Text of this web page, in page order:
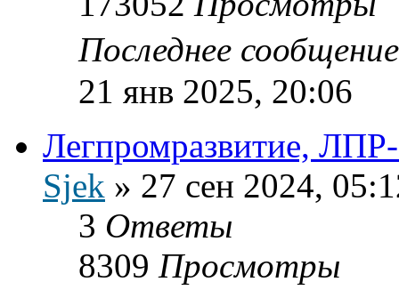
Последнее
21 янв 2025, 20:06
Легпромразвитие,
Sjek » 27 сен 2024,
3 Ответы
8309 Просмотры